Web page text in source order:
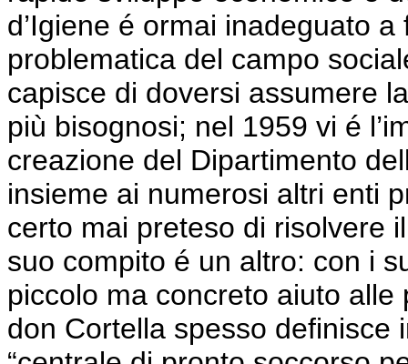
d’Igiene é ormai inadeguato
problematica del campo
capisce di doversi assumere
più bisognosi; nel 1959 vi é
creazione del Dipartimento
insieme ai numerosi altri enti
certo mai preteso di risolvere
suo compito é un altro: con i
piccolo ma concreto aiuto
don Cortella spesso definisce